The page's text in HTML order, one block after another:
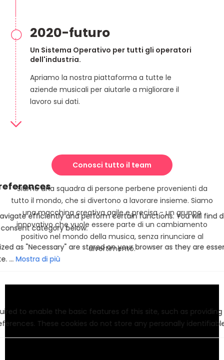
Mostra di più
to enable the basic features of this site, such as
These cookies do not store any personally
2020-futuro
Un Sistema Operativo per tutti gli operatori
dell'industria.
Apriamo la nostra piattaforma a tutte le
aziende musicali per aiutarle a migliorare il
lavoro sui dati.
Conosci tutto il team
Siamo una squadra di persone perbene provenienti da
tutto il mondo, che si divertono a lavorare insieme. Siamo
una macchina creativa agile e precisa - un gruppo
innovativo che vuole essere parte di un cambiamento
positivo nel mondo della musica, senza rinunciare al
divertimento.